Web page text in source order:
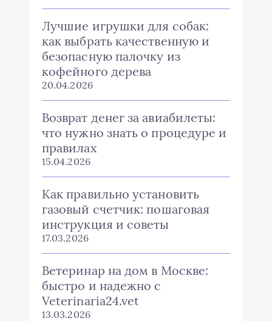
Лучшие игрушки для собак:
как выбрать качественную и
безопасную палочку из
кофейного дерева
20.04.2026
Возврат денег за авиабилеты:
что нужно знать о процедуре и
правилах
15.04.2026
Как правильно установить
газовый счетчик: пошаговая
инструкция и советы
17.03.2026
Ветеринар на дом в Москве:
быстро и надежно с
Veterinaria24.vet
13.03.2026